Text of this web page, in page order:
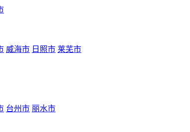
威海市 日照市 莱芜市
台州市 丽水市